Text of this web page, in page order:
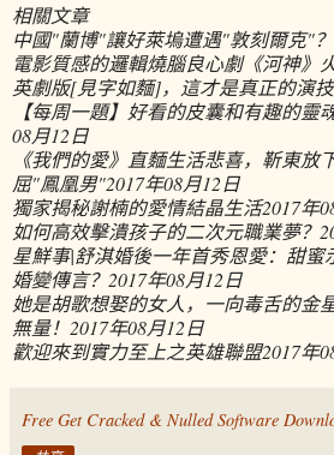
相關文章
中國"蘭博"讓好萊塢遭遇"敦刻爾克"？
電影質感的邏輯燒腦良心劇《河神》
英劇版[見字如麵]，這才是真正的演
【每周一題】好看的皮囊和有趣的靈
08月12日
《我們的愛》直麵生活悲喜，靳東放
屈"鳳凰男"2017年08月12日
獨家揭秘謝楠的愛情結晶生活2017年
如何高效擊潰孩子的二次元職業夢？
星鮮事|舒淇婚後一年首秀恩愛：甜蜜
婚變傳言？ 2017年08月12日
她是胡歌想娶的女人，一向毒舌的金
無量！ 2017年08月12日
歡迎來到實力至上之英雄聯盟2017年
Free Get Cracked & Nulled Software